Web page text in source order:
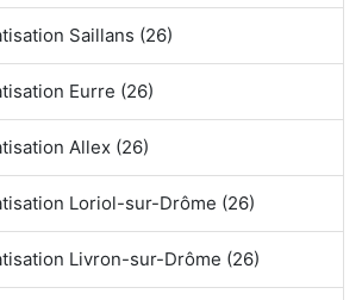
Saillans (26)
Eurre (26)
Allex (26)
Loriol-sur-Drôme (26)
Livron-sur-Drôme (26)